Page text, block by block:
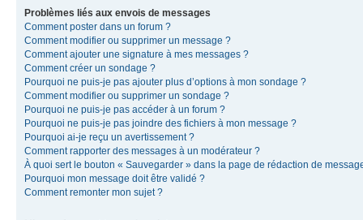
Problèmes liés aux envois de messages
Comment poster dans un forum ?
Comment modifier ou supprimer un message ?
Comment ajouter une signature à mes messages ?
Comment créer un sondage ?
Pourquoi ne puis-je pas ajouter plus d’options à mon sondage ?
Comment modifier ou supprimer un sondage ?
Pourquoi ne puis-je pas accéder à un forum ?
Pourquoi ne puis-je pas joindre des fichiers à mon message ?
Pourquoi ai-je reçu un avertissement ?
Comment rapporter des messages à un modérateur ?
À quoi sert le bouton « Sauvegarder » dans la page de rédaction de
Pourquoi mon message doit être validé ?
Comment remonter mon sujet ?